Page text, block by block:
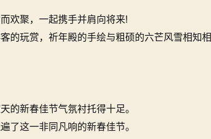
攻
略
欢聚，一起携手并肩向将来!
的玩赏，祈年殿的手绘与粗硕的六芒风雪相知相
的新春佳节气氛衬托得十足。
了这一非同凡响的新春佳节。